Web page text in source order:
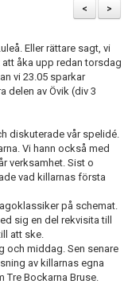
>
<
Eller rättare sagt, vi
åka upp redan torsdag
vi 23.05 sparkar
delen av Övik (div 3
diskuterade vår spelidé.
Vi hann också med
verksamhet. Sist o
vad killarnas första
på schemat.
sig en del rekvisita till
att ske.
och middag. Sen senare
av killarnas egna
Tre Bockarna Bruse.